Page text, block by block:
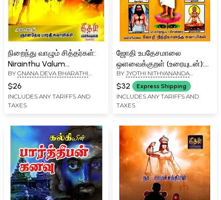
நிறைந்து வாழும் சித்தர்கள்:
Nirainthu Valum
Siddhargal (Tamil)
BY GNANA DEVA BHARATHI
$26
INCLUDES ANY TARIFFS AND
TAXES
ஜோதி உபதேசமாலை
ஒளவைக்குறள் (உரையுடன்):
Jyoti Upadeshamala-
Avvai Kural Uraiyudan
(Tamil)
BY JYOTHI NITHYANANDA
SWAMIGAL
$32 Express Shipping
INCLUDES ANY TARIFFS AND
TAXES